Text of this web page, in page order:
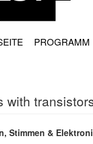
PROGRAMM
with
Stimmen &